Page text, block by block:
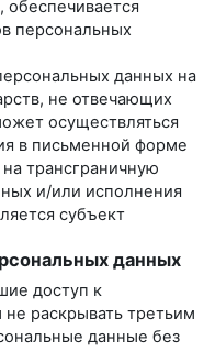
персональных
данных на
не отвечающих
осуществляться
в письменной форме
трансграничную
и/или исполнения
субъект
данных
доступ к
раскрывать третьим
данные без